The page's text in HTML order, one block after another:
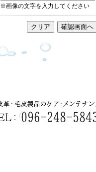
※画像の文字を入力してください